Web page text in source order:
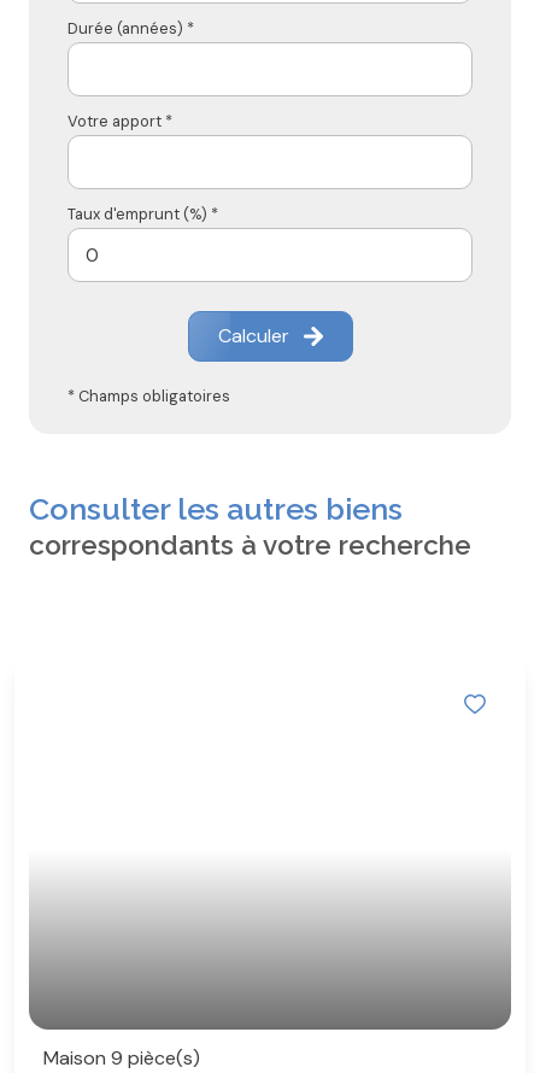
Durée (années) *
Votre apport *
Taux d'emprunt (%) *
Calculer
* Champs obligatoires
Consulter les autres biens
correspondants à votre recherche
Maison 9 pièce(s)